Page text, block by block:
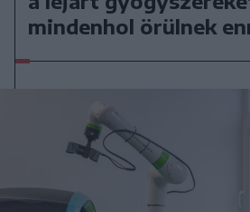
mindenhol örülnek